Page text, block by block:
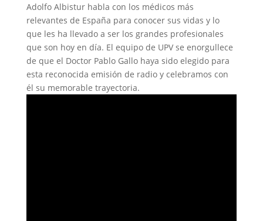
Adolfo Albistur habla con los médicos más
relevantes de España para conocer sus vidas y lo
que les ha llevado a ser los grandes profesionales
que son hoy en día. El equipo de UPV se enorgullece
de que el Doctor Pablo Gallo haya sido elegido para
esta reconocida emisión de radio y celebramos con
él su memorable trayectoria.